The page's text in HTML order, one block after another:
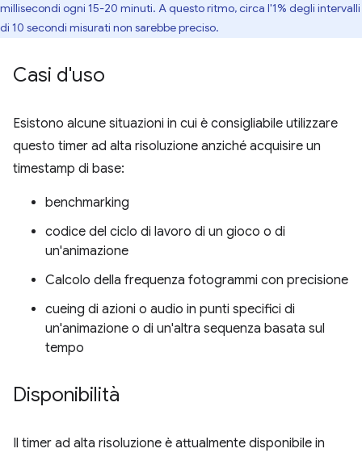
millisecondi ogni 15-20 minuti. A questo ritmo, circa l'1% degli intervalli
di 10 secondi misurati non sarebbe preciso.
Casi d'uso
Esistono alcune situazioni in cui è consigliabile utilizzare
questo timer ad alta risoluzione anziché acquisire un
timestamp di base:
benchmarking
codice del ciclo di lavoro di un gioco o di
un'animazione
Calcolo della frequenza fotogrammi con precisione
cueing di azioni o audio in punti specifici di
un'animazione o di un'altra sequenza basata sul
tempo
Disponibilità
Il timer ad alta risoluzione è attualmente disponibile in